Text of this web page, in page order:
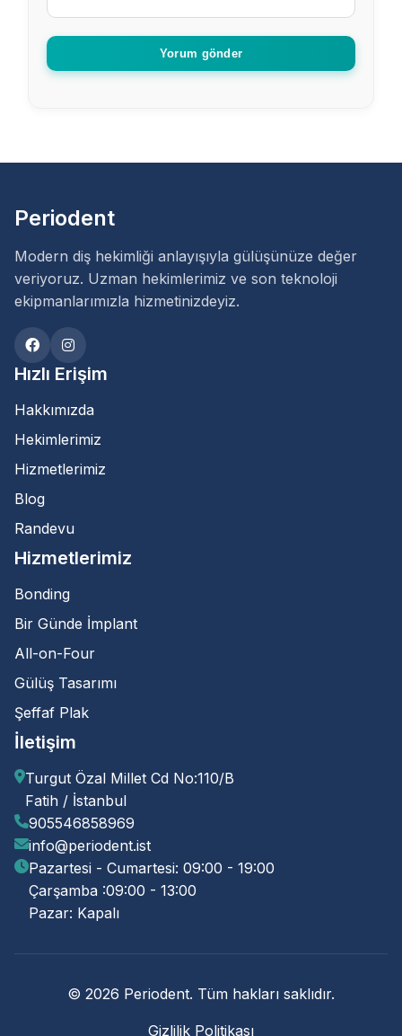
Yorum gönder
Periodent
Modern diş hekimliği anlayışıyla gülüşünüze değer
veriyoruz. Uzman hekimlerimiz ve son teknoloji
ekipmanlarımızla hizmetinizdeyiz.
Hızlı Erişim
Hakkımızda
Hekimlerimiz
Hizmetlerimiz
Blog
Randevu
Hizmetlerimiz
Bonding
Bir Günde İmplant
All-on-Four
Gülüş Tasarımı
Şeffaf Plak
İletişim
Turgut Özal Millet Cd No:110/B
Fatih / İstanbul
905546858969
info@periodent.ist
Pazartesi - Cumartesi: 09:00 - 19:00
Çarşamba :09:00 - 13:00
Pazar: Kapalı
© 2026 Periodent. Tüm hakları saklıdır.
Gizlilik Politikası